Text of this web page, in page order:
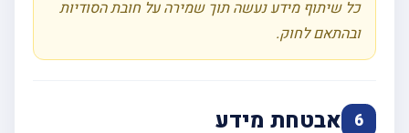
כל שיתוף מידע נעשה תוך שמירה על חובת הסודיות
ובהתאם לחוק.
6 אבטחת מידע